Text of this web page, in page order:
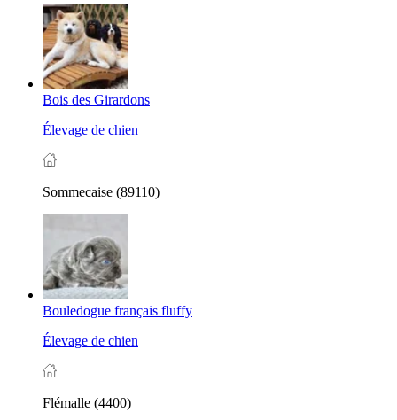
Bois des Girardons
Élevage de chien
Sommecaise (89110)
Bouledogue français fluffy
Élevage de chien
Flémalle (4400)